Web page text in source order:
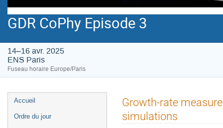
GDR CoPhy Episode 3
14–16 avr. 2025
ENS Paris
Fuseau horaire Europe/Paris
Menu
de
Accueil
Ordre du jour
Growth-rate
simulations